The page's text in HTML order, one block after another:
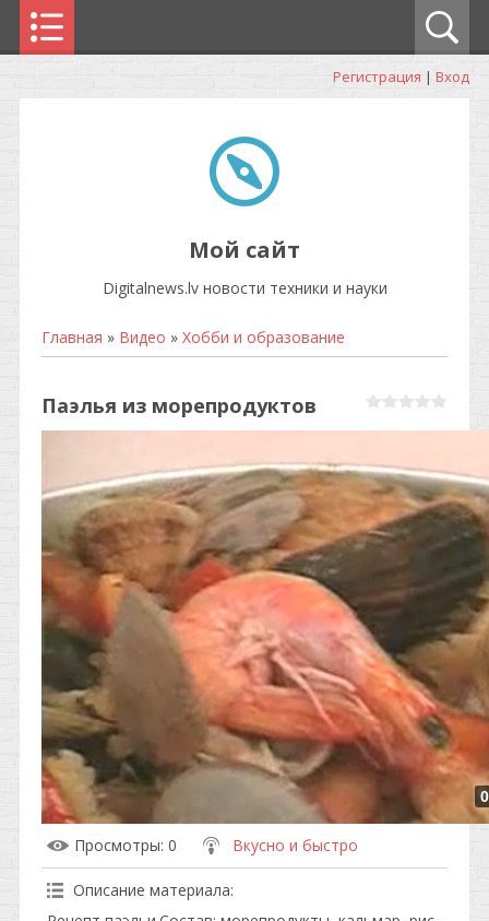
Регистрация | Вход
Мой сайт
Digitalnews.lv новости техники и науки
Главная » Видео » Хобби и образование
Паэлья из морепродуктов
Просмотры: 0 Вкусно и быстро
Описание материала: